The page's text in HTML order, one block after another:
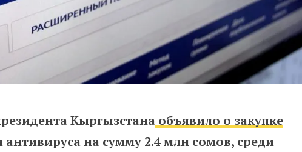
Кыргызстана объявило о закупке
на сумму 2.4 млн сомов, среди